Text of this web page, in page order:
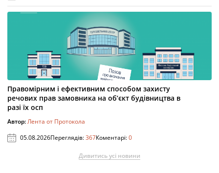
Правомірним і ефективним способом захисту
речових прав замовника на об’єкт будівництва в
разі їх осп
Автор:Лента от Протокола
05.08.2026Переглядів:367Коментарі:0
Дивитись усі новини